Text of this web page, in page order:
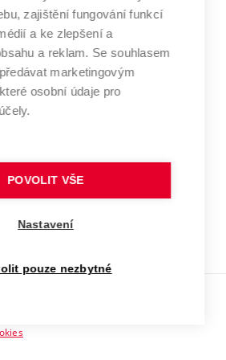
fondů
učení
technické
V BRNĚ
www.vut.cz
vut@vutbr.cz
zajištění fungování funkcí
a ke zlepšení a
a reklam. Se souhlasem
marketingovým
osobní údaje pro
POVOLIT VŠE
Nastavení
pouze nezbytné